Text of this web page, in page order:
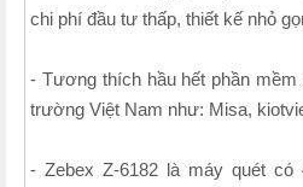
chi phí đầu tư thấp, thiết kế nhỏ
- Tương thích hầu hết phần mềm
trường Việt Nam như: Misa,
- Zebex Z-6182 là máy quét có